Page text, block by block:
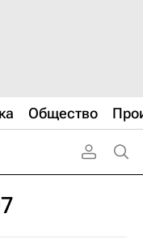
Общество